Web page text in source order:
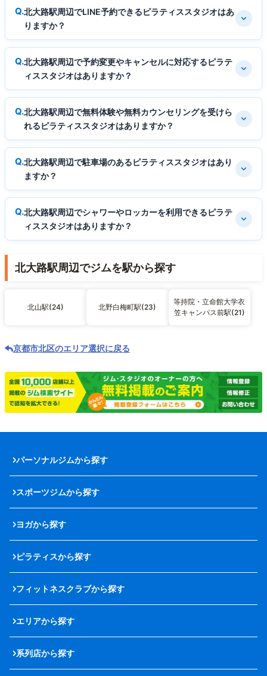
北大路駅周辺でLINE予約できるピラティススタジオはあ
りますか？
北大路駅周辺で予約変更やキャンセルに対応するピラテ
ィススタジオはありますか？
北大路駅周辺で無料体験や無料カウンセリングを受けら
れるピラティススタジオはありますか？
北大路駅周辺で駐車場のあるピラティススタジオはあり
ますか？
北大路駅周辺でシャワーやロッカーを利用できるピラテ
ィススタジオはありますか？
北大路駅周辺でジムを駅から探す
北山駅(24) 北野白梅町駅(23)
等持院・立命館大学衣
笠キャンパス前駅(21)
京都市北区のエリア選択に戻る
パーソナルジムから探す
スポーツジムから探す
ヨガから探す
ピラティスから探す
フィットネスクラブから探す
エリアから探す
系列店から探す